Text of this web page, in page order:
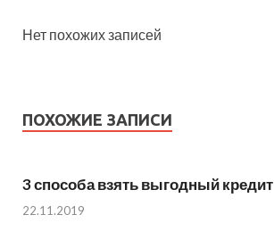
Нет похожих записей
ПОХОЖИЕ ЗАПИСИ
3 способа взять выгодный кредит
22.11.2019